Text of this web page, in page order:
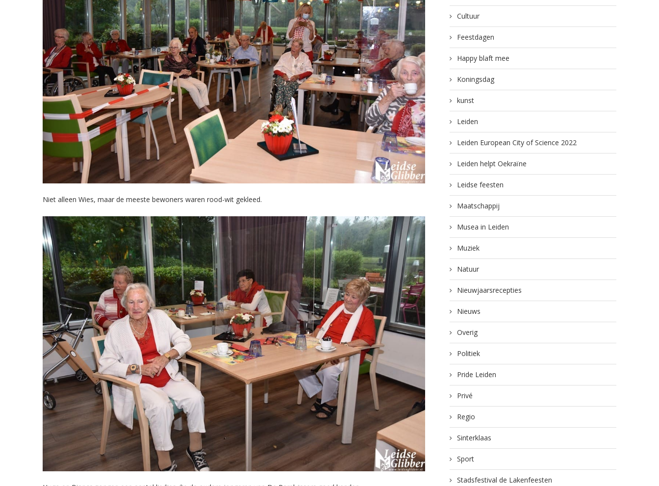
Niet alleen Wies, maar de meeste bewoners waren rood-wit gekleed.
Cultuur
Feestdagen
Happy blaft mee
Koningsdag
kunst
Leiden
Leiden European City of Science 2022
Leiden helpt Oekraïne
Leidse feesten
Maatschappij
Musea in Leiden
Muziek
Natuur
Nieuwjaarsrecepties
Nieuws
Overig
Politiek
Pride Leiden
Privé
Regio
Sinterklaas
Sport
Stadsfestival de Lakenfeesten